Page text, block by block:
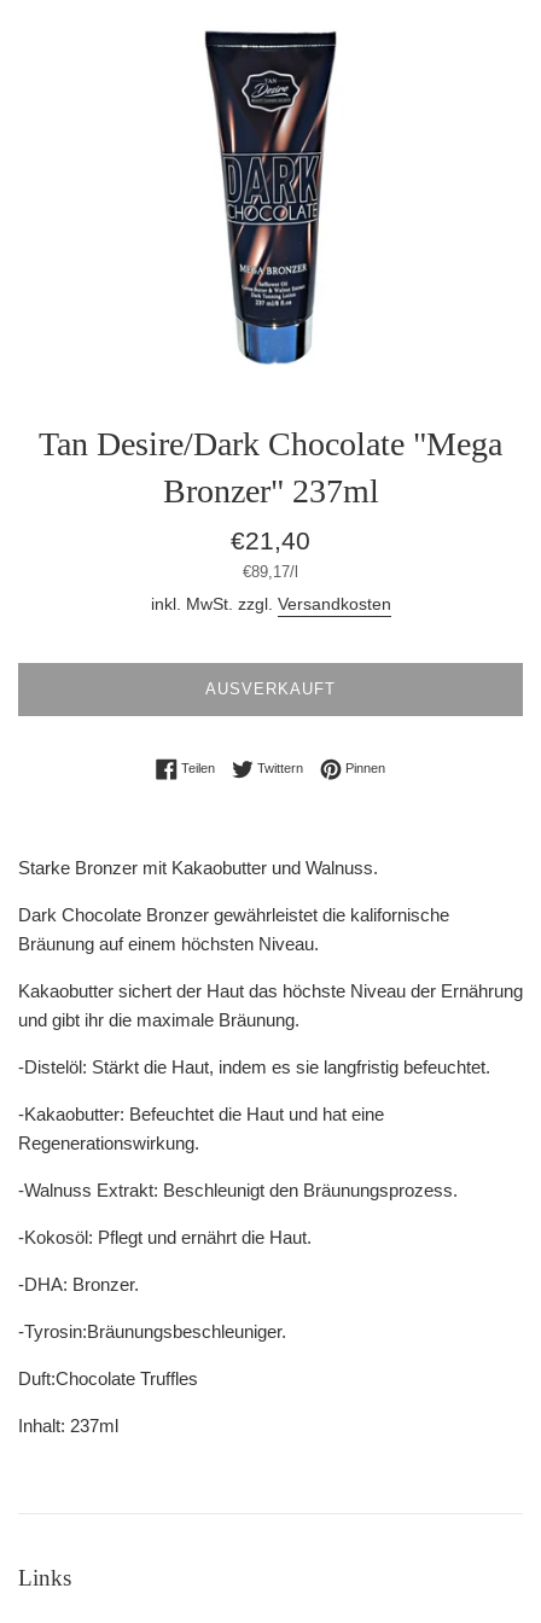
Tan Desire/Dark Chocolate "Mega
Bronzer" 237ml
Normaler
Preis
€21,40
Stückpreis
€89,17/pro
inkl. MwSt. zzgl. Versandkosten
AUSVERKAUFT
TeilenAuf Facebook teilen
TwitternAuf Twitter twittern
PinnenAuf Pinterest pinnen
Starke Bronzer mit Kakaobutter und Walnuss.
Dark Chocolate Bronzer gewährleistet die kalifornische
Bräunung auf einem höchsten Niveau.
Kakaobutter sichert der Haut das höchste Niveau der Ernährung
und gibt ihr die maximale Bräunung.
-Distelöl: Stärkt die Haut, indem es sie langfristig befeuchtet.
-Kakaobutter: Befeuchtet die Haut und hat eine
Regenerationswirkung.
-Walnuss Extrakt: Beschleunigt den Bräunungsprozess.
-Kokosöl: Pflegt und ernährt die Haut.
-DHA: Bronzer.
-Tyrosin:Bräunungsbeschleuniger.
Duft:Chocolate Truffles
Inhalt: 237ml
Links